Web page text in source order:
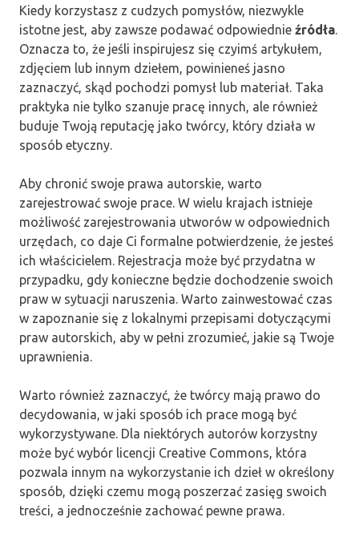
Kiedy korzystasz z cudzych pomysłów, niezwykle
istotne jest, aby zawsze podawać odpowiednie źródła.
Oznacza to, że jeśli inspirujesz się czyimś artykułem,
zdjęciem lub innym dziełem, powinieneś jasno
zaznaczyć, skąd pochodzi pomysł lub materiał. Taka
praktyka nie tylko szanuje pracę innych, ale również
buduje Twoją reputację jako twórcy, który działa w
sposób etyczny.
Aby chronić swoje prawa autorskie, warto
zarejestrować swoje prace. W wielu krajach istnieje
możliwość zarejestrowania utworów w odpowiednich
urzędach, co daje Ci formalne potwierdzenie, że jesteś
ich właścicielem. Rejestracja może być przydatna w
przypadku, gdy konieczne będzie dochodzenie swoich
praw w sytuacji naruszenia. Warto zainwestować czas
w zapoznanie się z lokalnymi przepisami dotyczącymi
praw autorskich, aby w pełni zrozumieć, jakie są Twoje
uprawnienia.
Warto również zaznaczyć, że twórcy mają prawo do
decydowania, w jaki sposób ich prace mogą być
wykorzystywane. Dla niektórych autorów korzystny
może być wybór licencji Creative Commons, która
pozwala innym na wykorzystanie ich dzieł w określony
sposób, dzięki czemu mogą poszerzać zasięg swoich
treści, a jednocześnie zachować pewne prawa.